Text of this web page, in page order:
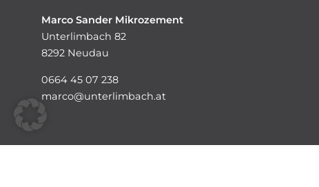
Marco Sander Mikrozement
Unterlimbach 82
8292 Neudau
0664 45 07 238
marco@unterlimbach.at